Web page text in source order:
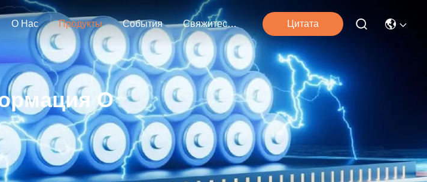
О Нас Продукты События Свяжитесь Мы Цитата
О